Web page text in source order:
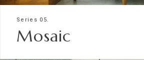
Series 05.
Mosaic